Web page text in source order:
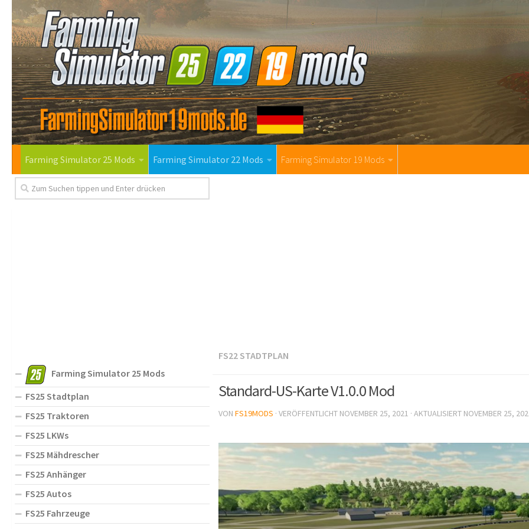
Farming Simulator 25 Mods Farming Simulator 22 Mods Farming Simulator 19 Mods
FS22 STADTPLAN
Standard-US-Karte V1.0.0 Mod
VON FS19MODS · VERÖFFENTLICHT NOVEMBER 25, 2021 · AKTUALISIERT NOVEMBER 25,
Farming Simulator 25 Mods
FS25 Stadtplan
FS25 Traktoren
FS25 LKWs
FS25 Mähdrescher
FS25 Anhänger
FS25 Autos
FS25 Fahrzeuge